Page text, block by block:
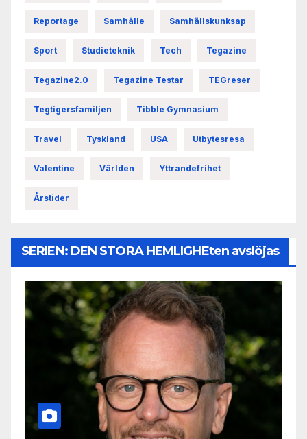
Reportage Samhälle Samhällskunksap
Sport Studieteknik Tech Tegazine
Tegazine2.0 Tegazine Testar TEGreser
Tegtigersfamiljen Tibble Gymnasium
Travel Tyskland USA Utbytesresa
Valentine Världen Yttrandefrihet
Årstider
SERIEN: DEN STORA HEMLIGHEten avslöjas